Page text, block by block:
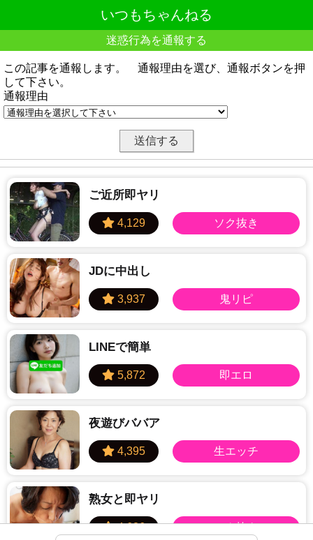
いつもちゃんねる
迷惑行為を通報する
この記事を通報します。 通報理由を選び、通報ボタンを押
して下さい。
通報理由
ご近所即ヤリ
JDに中出し
LINEで簡単
夜遊びババア
熟女と即ヤリ